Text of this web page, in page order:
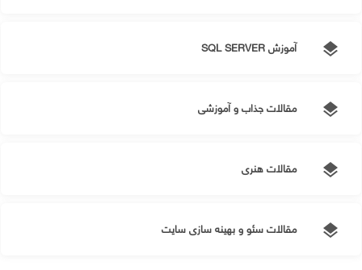
layers آموزش SQL SERVER
layers مقالات جذاب و آموزشی
layers مقالات هنری
layers مقالات سئو و بهینه سازی سایت